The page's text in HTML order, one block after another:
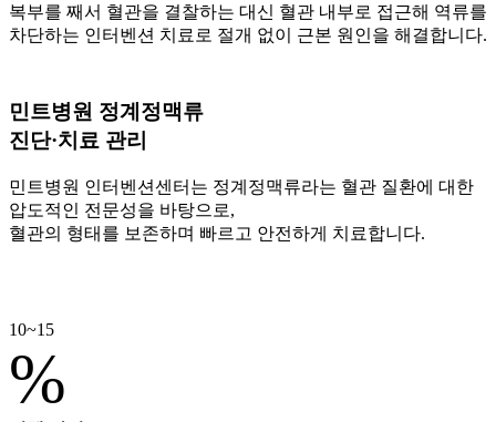
복부를 째서 혈관을 결찰하는 대신 혈관 내부로 접근해 역류를
차단하는 인터벤션 치료로 절개 없이 근본 원인을 해결합니다.
민트병원 정계정맥류
진단·치료 관리
민트병원 인터벤션센터는 정계정맥류라는 혈관 질환에 대한
압도적인 전문성을 바탕으로,
혈관의 형태를 보존하며 빠르고 안전하게 치료합니다.
10~15
%